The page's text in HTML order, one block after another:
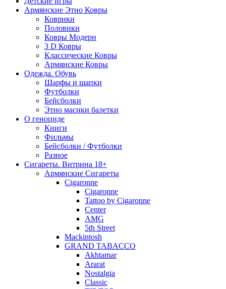
Армянские Этно Ковры
Коврики
Половики
Ковры Модерн
3 D Ковры
Классические Ковры
Армянские Ковры
Одежда. Обувь
Шарфы и шапки
Футболки
Бейсболки
Этно масики балетки
О геноциде
Книги
Фильмы
Бейсболки / Футболки
Разное
Сигареты. Витрина 18+
Армянские Сигареты
Cigaronne
Cigaronne
Tattoo by Cigaronne
Center
AMG
5th Street
Mackintosh
GRAND TABACCO
Akhtamar
Ararat
Nostalgia
Classic